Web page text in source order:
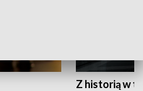
Z historią w